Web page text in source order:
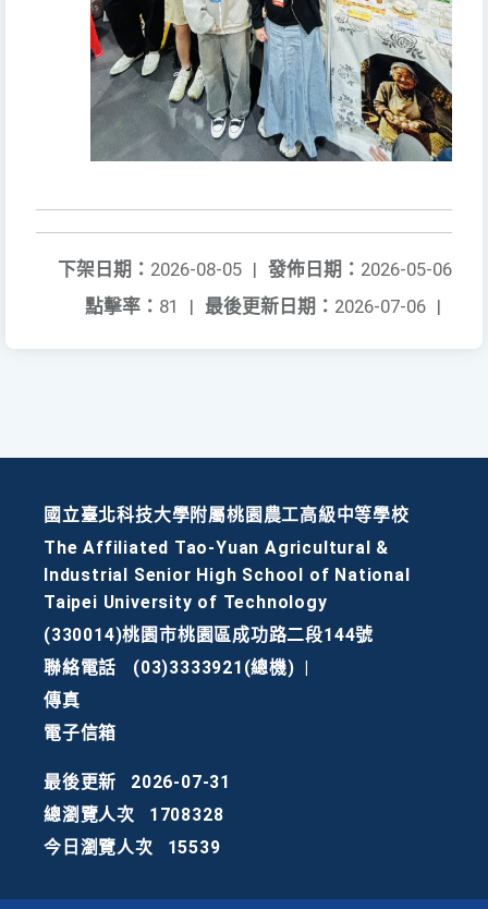
發佈日期： 2026-05-06
下架日期： 2026-08-05 |
最後更新日期： 2026-07-06 |
點擊率： 81 |
國立臺北科技大學附屬桃園農工高級中等學校
The Affiliated Tao-Yuan Agricultural &
Industrial Senior High School of National
Taipei University of Technology
(330014)桃園市桃園區成功路二段144號
聯絡電話
(03)3333921(總機) |
傳真
電子信箱
最後更新
2026-07-31
總瀏覽人次
1708328
今日瀏覽人次
15539